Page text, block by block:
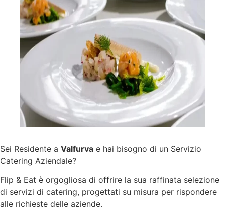
Sei Residente a Valfurva e hai bisogno di un Servizio
Catering Aziendale?
Flip & Eat è orgogliosa di offrire la sua raffinata selezione
di servizi di catering, progettati su misura per rispondere
alle richieste delle aziende.